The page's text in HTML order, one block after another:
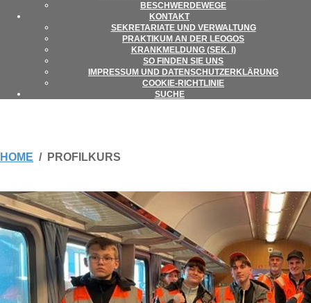
BESCHWER­DE­WEGE
KON­TAKT
SEKRE­TA­RIATE UND VERWALTUNG
PRAK­TI­KUM AN DER LEOGOS
KRANK­MEL­DUNG (SEK. I)
SO FIN­DEN SIE UNS
IMPRES­SUM UND DATENSCHUTZERKLÄRUNG
COO­KIE-RICHT­LI­NIE
SUCHE
HOME PROFILKURS